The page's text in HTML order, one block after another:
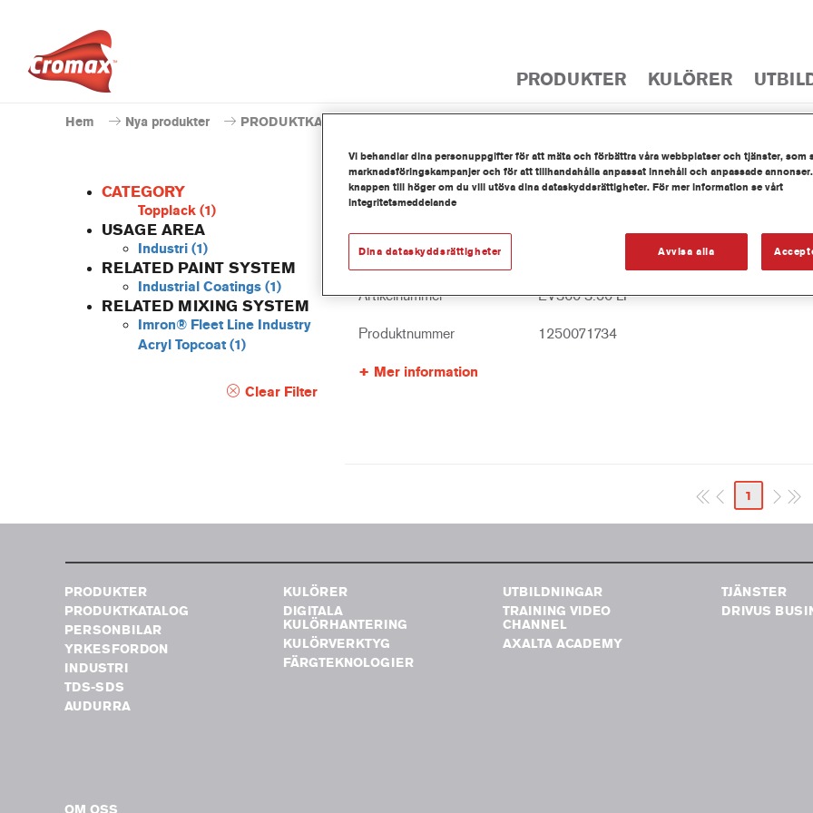
PRODUKTER KULÖRER
Hem Nya produkter PRODUKTKATALOG
CATEGORY
Topplack (1)
USAGE AREA
Industri (1)
RELATED PAINT SYSTEM
Industrial Coatings (1)
RELATED MIXING SYSTEM
Imron® Fleet Line Industry
Acryl Topcoat (1)
Clear Filter
EV360 Imron® Fleet Line Industry Acryl Binder
Artikelnummer EV360 3.50 LI
Produktnummer 1250071734
Mer information
1
PRODUKTER
PRODUKTKATALOG
PERSONBILAR
YRKESFORDON
INDUSTRI
TDS-SDS
AUDURRA
KULÖRER
DIGITALA
KULÖRHANTERING
KULÖRVERKTYG
FÄRGTEKNOLOGIER
UTBILDNINGAR
TRAINING VIDEO
CHANNEL
AXALTA ACADEMY
TJÄNSTER
DRIVUS
OM OSS
Vi behandlar dina personuppgifter för att mäta och förbättra våra webbplatser och tjänster, som
marknadsföringskampanjer och för att tillhandahålla anpassat innehåll och anpassade
knappen till höger om du vill utöva dina dataskyddsrättigheter. För mer information se vårt
integritetsmeddelande
Avvisa alla
Dina dataskyddsrättigheter